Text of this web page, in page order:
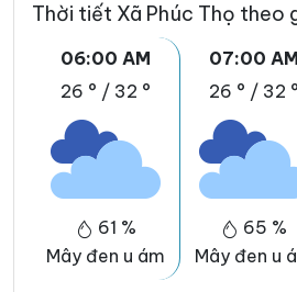
Thời tiết Xã Phúc Thọ theo
06:00 AM
26 ° / 32 °
61 %
Mây đen u ám
07:00 AM
26 ° / 32 °
65 %
Mây đen u